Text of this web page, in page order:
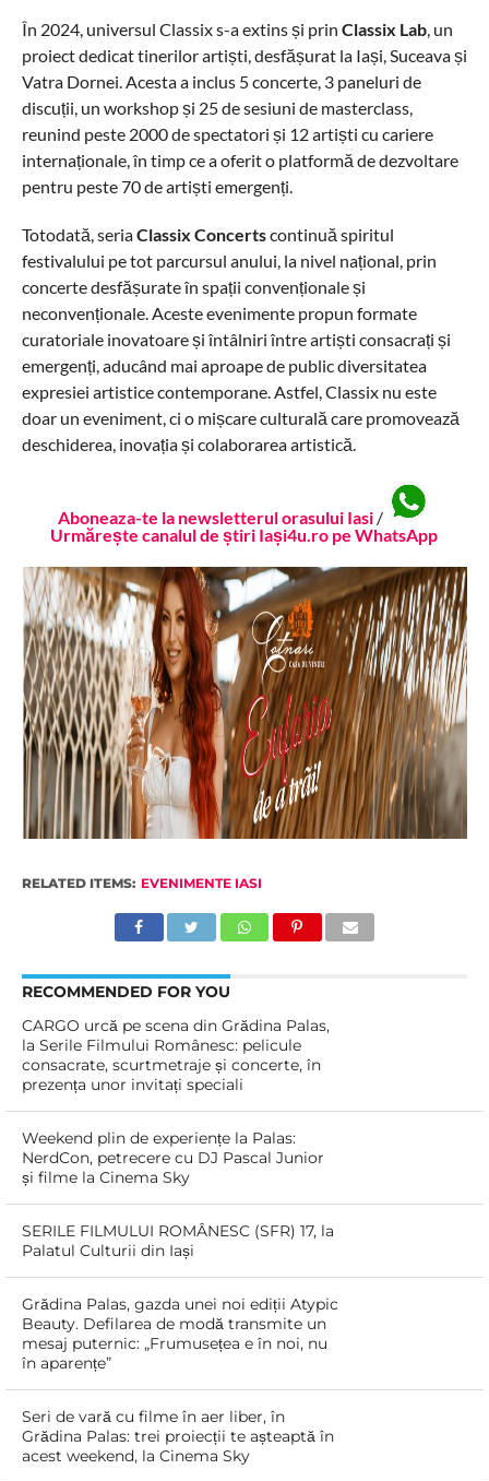
În 2024, universul Classix s-a extins și prin Classix Lab, un
proiect dedicat tinerilor artiști, desfășurat la Iași, Suceava și
Vatra Dornei. Acesta a inclus 5 concerte, 3 paneluri de
discuții, un workshop și 25 de sesiuni de masterclass,
reunind peste 2000 de spectatori și 12 artiști cu cariere
internaționale, în timp ce a oferit o platformă de dezvoltare
pentru peste 70 de artiști emergenți.
Totodată, seriaClassix Concertscontinuă spiritul
festivalului pe tot parcursul anului, la nivel național, prin
concerte desfășurate în spații convenționale și
neconvenționale. Aceste evenimente propun formate
curatoriale inovatoare și întâlniri între artiști consacrați și
emergenți, aducând mai aproape de public diversitatea
expresiei artistice contemporane. Astfel, Classix nu este
doar un eveniment, ci o mișcare culturală care promovează
deschiderea, inovația și colaborarea artistică.
Aboneaza-te la newsletterul orasului Iasi /
Urmărește canalul de știri Iași4u.ro pe WhatsApp
RELATED ITEMS: EVENIMENTE IASI
RECOMMENDED FOR YOU
CARGO urcă pe scena din Grădina Palas,
la Serile Filmului Românesc: pelicule
consacrate, scurtmetraje și concerte, în
prezența unor invitați speciali
Weekend plin de experiențe la Palas:
NerdCon, petrecere cu DJ Pascal Junior
și filme la Cinema Sky
SERILE FILMULUI ROMÂNESC (SFR) 17, la
Palatul Culturii din Iași
Grădina Palas, gazda unei noi ediții Atypic
Beauty. Defilarea de modă transmite un
mesaj puternic: „Frumusețea e în noi, nu
în aparențe”
Seri de vară cu filme în aer liber, în
Grădina Palas: trei proiecții te așteaptă în
acest weekend, la Cinema Sky